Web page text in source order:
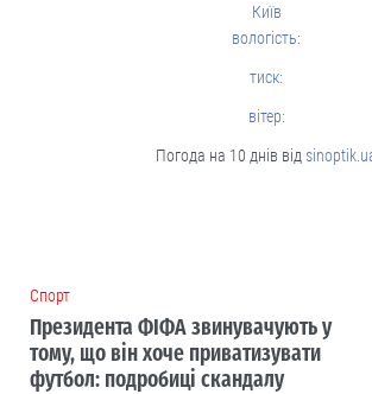
Київ
вологість:
тиск:
вітер:
Погода на 10 днів від
Cпорт
Президента ФІФА звинувачують у
тому, що він хоче приватизувати
футбол: подробиці скандалу